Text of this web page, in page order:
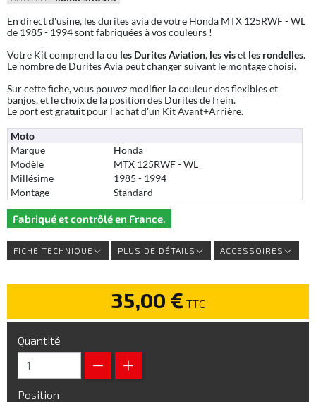
En direct d'usine, les durites avia de votre Honda MTX 125RWF - WL
de 1985 - 1994 sont fabriquées à vos couleurs !
Votre Kit comprend la ou les Durites Aviation, les viset les rondelles.
Le nombre de Durites Avia peut changer suivant le montage choisi.
Sur cette fiche, vous pouvez modifier la couleur des flexibles et
banjos, et le choix de la position des Durites de frein.
Le port estgratuit pour l'achat d'un Kit Avant+Arrière.
Moto
Marque
Honda
Modèle
MTX 125RWF - WL
Millésime
1985 - 1994
Montage
Standard
Fabriqué et contrôlé en France.
FICHE TECHNIQUE PLUS DE DÉTAILS ACCESSOIRES
35,00 € TTC
Quantité
Position